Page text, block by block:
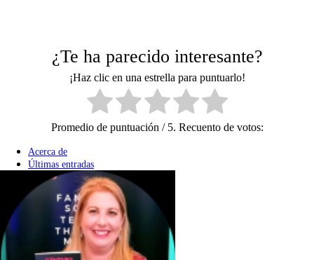
¿Te ha parecido interesante?
¡Haz clic en una estrella para puntuarlo!
Promedio de puntuación / 5. Recuento de votos:
Acerca de
Últimas entradas